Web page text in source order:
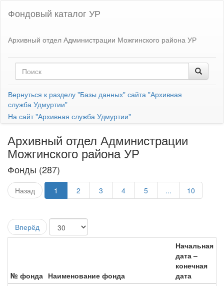
Фондовый каталог УР
Архивный отдел Администрации Можгинского района УР
Вернуться к разделу "Базы данных" сайта "Архивная
служба Удмуртии"
На сайт "Архивная служба Удмуртии"
Архивный отдел Администрации
Можгинского района УР
Фонды (287)
Назад 1 2 3 4 5 ... 10
Вперёд
№ фонда Наименование фонда
Начальная
дата –
конечная
дата